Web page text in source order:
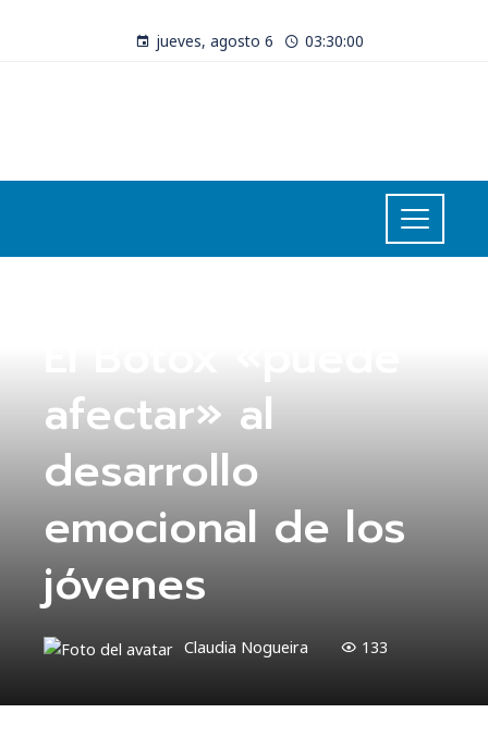
jueves, agosto 6 03:30:00
afectar» al
desarrollo
emocional de los
jóvenes
Claudia Nogueira 133